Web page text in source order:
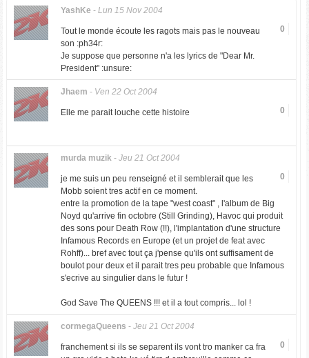
YashKe - Lun 15 Nov 2004
0
Tout le monde écoute les ragots mais pas le nouveau
son :ph34r:
Je suppose que personne n'a les lyrics de "Dear Mr.
President" :unsure:
Jhaem - Ven 22 Oct 2004
0
Elle me parait louche cette histoire
murda muzik- Jeu 21 Oct 2004
0
je me suis un peu renseigné et il semblerait que les
Mobb soient tres actif en ce moment.
entre la promotion de la tape "west coast" , l'album de Big
Noyd qu'arrive fin octobre (Still Grinding), Havoc qui produit
des sons pour Death Row (!!), l'implantation d'une structure
Infamous Records en Europe (et un projet de feat avec
Rohff)... bref avec tout ça j'pense qu'ils ont suffisament de
boulot pour deux et il parait tres peu probable que Infamous
s'ecrive au singulier dans le futur !
God Save The QUEENS !!! et il a tout compris... lol !
cormegaQueens - Jeu 21 Oct 2004
0
franchement si ils se separent ils vont tro manker ca fra